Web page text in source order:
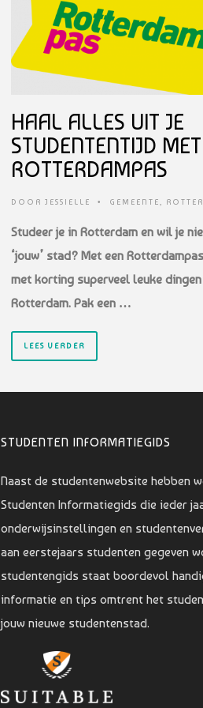
HAAL ALLES UIT JE
STUDENTENTIJD MET
ROTTERDAMPAS
DOOR JESSIELLE • GEMEENTE
Studeer je in Rotterdam en wil je
‘jouw’ stad? Met een
met korting superveel leuke dingen
Rotterdam. Pak een …
LEES VERDER
STUDENTEN INFORMATIEGIDS
Naast de studentenwebsite hebben
Studenten Informatiegids die ieder
onderwijsinstellingen en
aan eerstejaars studenten gegeven
studentengids staat boordevol
informatie en tips omtrent het
jouw nieuwe studentenstad.